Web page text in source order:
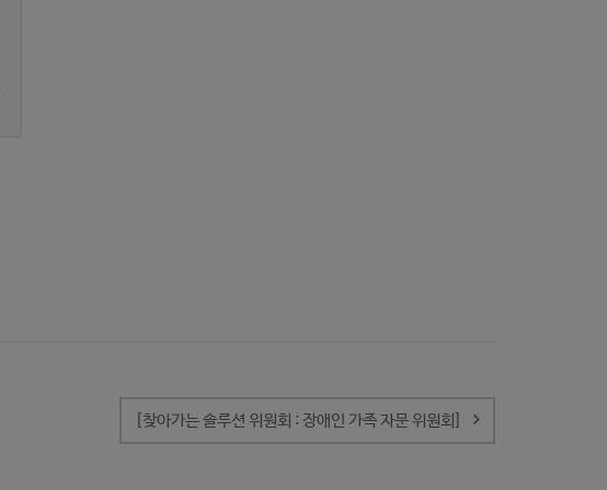
[찾아가는 솔루션 위원회 : 장애인 가족 자문 위원회]